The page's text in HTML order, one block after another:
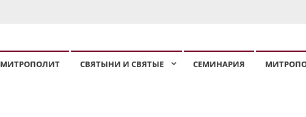
МИТРОПОЛИТ СВЯТЫНИ И СВЯТЫЕ СЕМИНАРИЯ